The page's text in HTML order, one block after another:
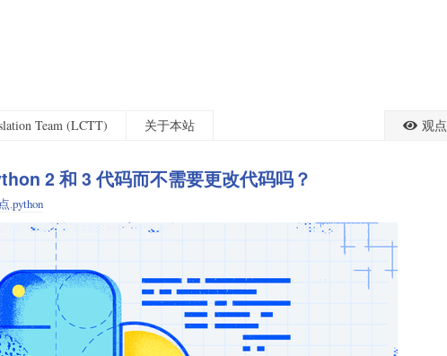
Team (LCTT) 关于本站 观点
2 和 3 代码而不需要更改代码吗？
,python